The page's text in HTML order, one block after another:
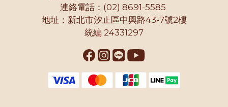
連絡電話：(02) 8691-5585
地址：新北市汐止區中興路43-7號2樓
統編 24331297